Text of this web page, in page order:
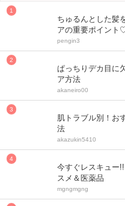
ちゅるんとした髪
アの重要ポイント
pengin3
ぱっちりデカ目に
ア方法
akaneiro00
肌トラブル別！お
法
akazukin5410
今すぐレスキュー
スメ＆医薬品
mgngmgng